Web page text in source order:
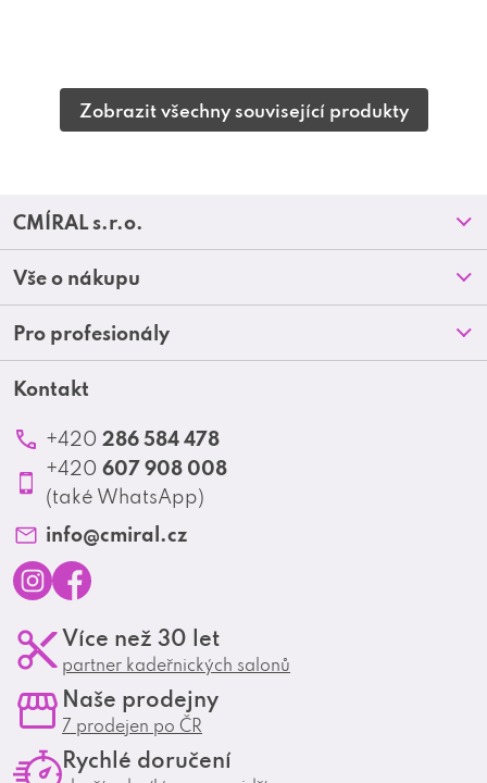
Zobrazit všechny související produkty
Z
á
p
a
CMÍRAL s.r.o.
Prodejny
O nás
Blog
Kontakt
Vše o nákupu
Doprava a platba
Obchodní podmínky
Reklamace a vrácení zboží
Ochrana osobních údajů
Pro profesionály
Akční letáky
Produktové katalogy
Profesionální spolupráce
Matrix Club
Kontakt
+420 286 584 478
+420 607 908 008
(také WhatsApp)
info@cmiral.cz
n
s
g
a
e
o
Více než 30 let
partner kadeřnických salonů
Naše prodejny
7 prodejen po ČR
Rychlé doručení